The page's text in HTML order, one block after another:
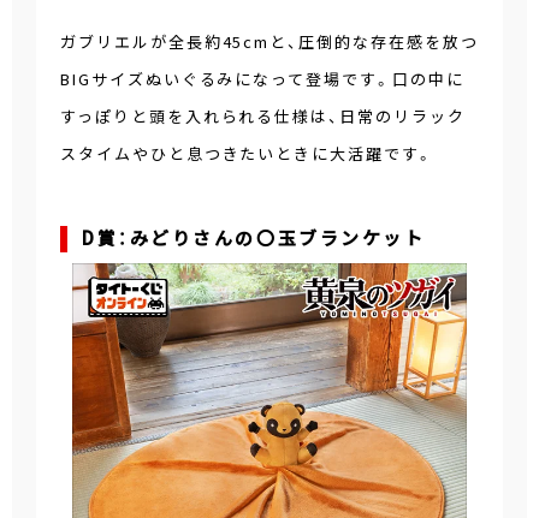
ガブリエルが全長約45cmと、圧倒的な存在感を放つ
BIGサイズぬいぐるみになって登場です。口の中に
すっぽりと頭を入れられる仕様は、日常のリラック
スタイムやひと息つきたいときに大活躍です。
D賞：みどりさんの〇玉ブランケット